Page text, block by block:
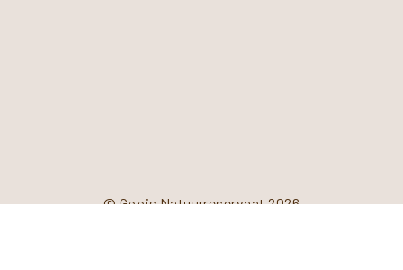
© Goois Natuurreservaat 2026